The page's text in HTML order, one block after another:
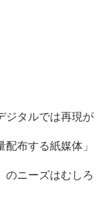
ジタルでは再現が
布する紙媒体」
のニーズはむしろ